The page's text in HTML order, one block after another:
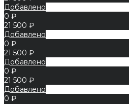
Добавлено
0 ₽
21 500 ₽
Добавлено
0 ₽
21 500 ₽
Добавлено
0 ₽
21 500 ₽
Добавлено
0 ₽